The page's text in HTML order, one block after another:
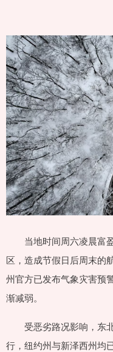
当地时间周六凌晨富盈
区，造成节假日后周末的
州官方已发布气象灾害预
渐减弱。
受恶劣路况影响，东北
行，纽约州与新泽西州均